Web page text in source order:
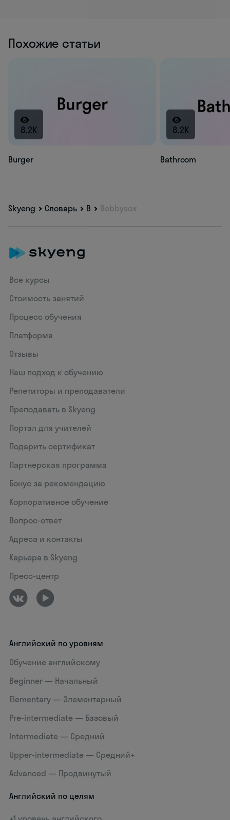
Похожие статьи
8.2K
Burger
8.2K
Bathroom
Skyeng Словарь B Bobbysox
Все курсы
Стоимость занятий
Процесс обучения
Платформа
Отзывы
Наш подход к обучению
Репетиторы и преподаватели
Преподавать в Skyeng
Портал для учителей
Подарить сертификат
Партнерская программа
Бонус за рекомендацию
Корпоративное обучение
Вопрос-ответ
Адреса и контакты
Карьера в Skyeng
Пресс-центр
Английский по уровням
Обучение английскому
Beginner — Начальный
Elementary — Элементарный
Pre-intermediate — Базовый
Intermediate — Средний
Upper-intermediate — Средний+
Advanced — Продвинутый
Английский по целям